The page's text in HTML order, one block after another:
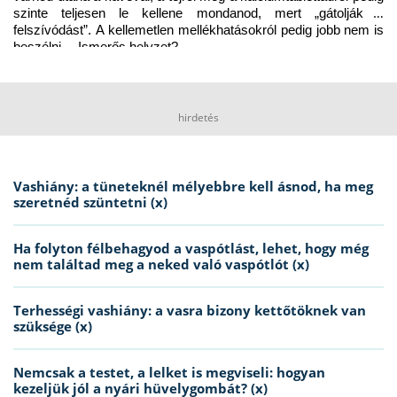
szinte teljesen le kellene mondanod, mert „gátolják a
felszívódást”. A kellemetlen mellékhatásokról pedig jobb nem is
beszélni… Ismerős helyzet?
hirdetés
Vashiány: a tüneteknél mélyebbre kell ásnod, ha meg
szeretnéd szüntetni (x)
Ha folyton félbehagyod a vaspótlást, lehet, hogy még
nem találtad meg a neked való vaspótlót (x)
Terhességi vashiány: a vasra bizony kettőtöknek van
szüksége (x)
Nemcsak a testet, a lelket is megviseli: hogyan
kezeljük jól a nyári hüvelygombát? (x)